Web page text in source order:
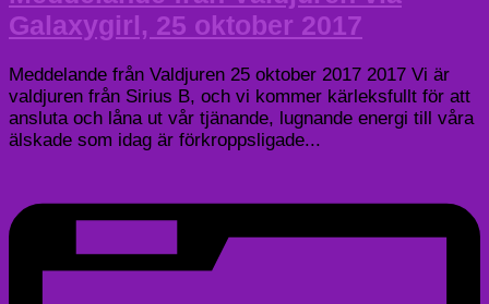
Galaxygirl, 25 oktober 2017
Meddelande från Valdjuren 25 oktober 2017 2017 Vi är
valdjuren från Sirius B, och vi kommer kärleksfullt för att
ansluta och låna ut vår tjänande, lugnande energi till våra
älskade som idag är förkroppsligade...